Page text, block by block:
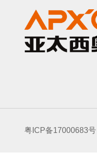
粤ICP备17000683号